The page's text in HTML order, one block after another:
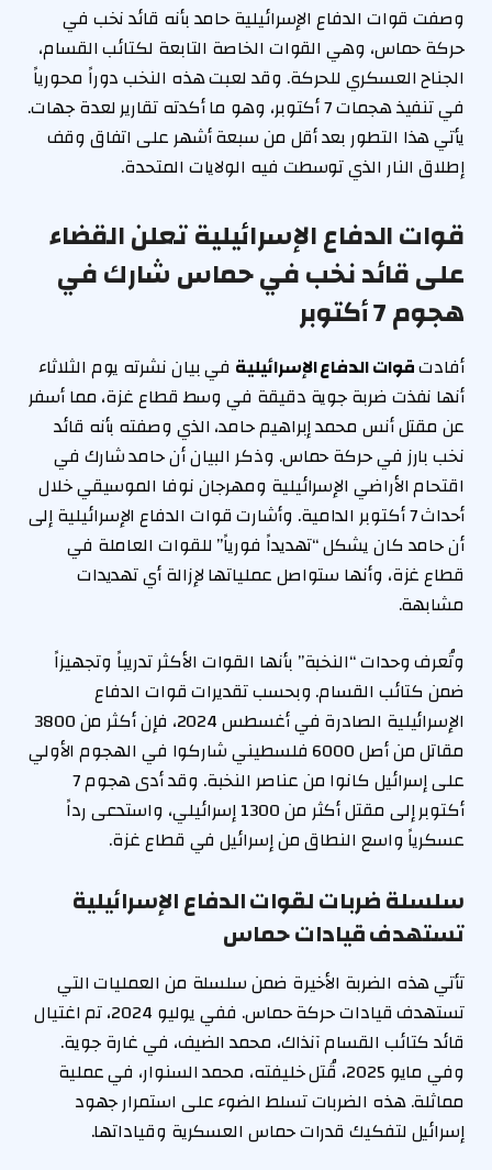
وصفت قوات الدفاع الإسرائيلية حامد بأنه قائد نخب في
حركة حماس، وهي القوات الخاصة التابعة لكتائب القسام،
الجناح العسكري للحركة. وقد لعبت هذه النخب دوراً محورياً
في تنفيذ هجمات 7 أكتوبر، وهو ما أكدته تقارير لعدة جهات.
يأتي هذا التطور بعد أقل من سبعة أشهر على اتفاق وقف
إطلاق النار الذي توسطت فيه الولايات المتحدة.
قوات الدفاع الإسرائيلية تعلن القضاء
على قائد نخب في حماس شارك في
هجوم 7 أكتوبر
أفادتقوات الدفاع الإسرائيلية في بيان نشرته يوم الثلاثاء
أنها نفذت ضربة جوية دقيقة في وسط قطاع غزة، مما أسفر
عن مقتل أنس محمد إبراهيم حامد، الذي وصفته بأنه قائد
نخب بارز في حركة حماس. وذكر البيان أن حامد شارك في
اقتحام الأراضي الإسرائيلية ومهرجان نوفا الموسيقي خلال
أحداث 7 أكتوبر الدامية. وأشارت قوات الدفاع الإسرائيلية إلى
أن حامد كان يشكل “تهديداً فورياً” للقوات العاملة في
قطاع غزة، وأنها ستواصل عملياتها لإزالة أي تهديدات
مشابهة.
وتُعرف وحدات “النخبة” بأنها القوات الأكثر تدريباً وتجهيزاً
ضمن كتائب القسام. وبحسب تقديرات قوات الدفاع
الإسرائيلية الصادرة في أغسطس 2024، فإن أكثر من 3800
مقاتل من أصل 6000 فلسطيني شاركوا في الهجوم الأولي
على إسرائيل كانوا من عناصر النخبة. وقد أدى هجوم 7
أكتوبر إلى مقتل أكثر من 1300 إسرائيلي، واستدعى رداً
عسكرياً واسع النطاق من إسرائيل في قطاع غزة.
سلسلة ضربات لقوات الدفاع الإسرائيلية
تستهدف قيادات حماس
تأتي هذه الضربة الأخيرة ضمن سلسلة من العمليات التي
تستهدف قيادات حركة حماس. ففي يوليو 2024، تم اغتيال
قائد كتائب القسام آنذاك، محمد الضيف، في غارة جوية.
وفي مايو 2025، قُتل خليفته، محمد السنوار، في عملية
مماثلة. هذه الضربات تسلط الضوء على استمرار جهود
إسرائيل لتفكيك قدرات حماس العسكرية وقياداتها.